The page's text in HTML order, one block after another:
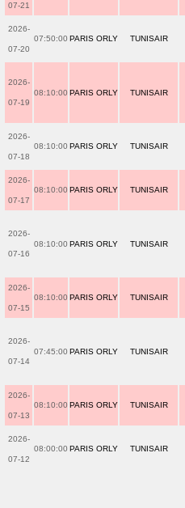
07-21
2026-
07-20
07:50:00 PARIS ORLY TUNISAIR
2026-
07-19
08:10:00 PARIS ORLY TUNISAIR
2026-
07-18
08:10:00 PARIS ORLY TUNISAIR
2026-
07-17
08:10:00 PARIS ORLY TUNISAIR
2026-
07-16
08:10:00 PARIS ORLY TUNISAIR
2026-
07-15
08:10:00 PARIS ORLY TUNISAIR
2026-
07-14
07:45:00 PARIS ORLY TUNISAIR
2026-
07-13
08:10:00 PARIS ORLY TUNISAIR
2026-
07-12
08:00:00 PARIS ORLY TUNISAIR